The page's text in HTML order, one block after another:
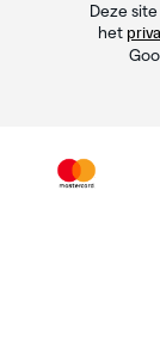
Deze
het